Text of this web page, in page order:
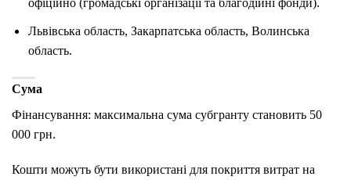
офіційно (громадські організації та благодійні фонди).
Львівська область, Закарпатська область, Волинська
область.
Сума
Фінансування: максимальна сума субгранту становить 50
000 грн.
Кошти можуть бути використані для покриття витрат на